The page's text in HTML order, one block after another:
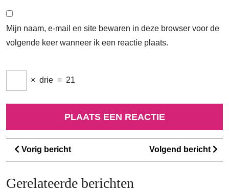
Mijn naam, e-mail en site bewaren in deze browser voor de
volgende keer wanneer ik een reactie plaats.
× drie = 21
Berichtnavigatie
Vorig berichtVorig
bericht
Volgend bericht
Gerelateerde berichten